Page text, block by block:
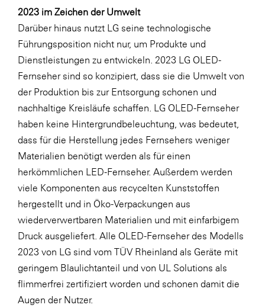
2023 im Zeichen der Umwelt
Darüber hinaus nutzt LG seine technologische
Führungsposition nicht nur, um Produkte und
Dienstleistungen zu entwickeln. 2023 LG OLED-
Fernseher sind so konzipiert, dass sie die Umwelt von
der Produktion bis zur Entsorgung schonen und
nachhaltige Kreisläufe schaffen. LG OLED-Fernseher
haben keine Hintergrundbeleuchtung, was bedeutet,
dass für die Herstellung jedes Fernsehers weniger
Materialien benötigt werden als für einen
herkömmlichen LED-Fernseher. Außerdem werden
viele Komponenten aus recycelten Kunststoffen
hergestellt und in Öko-Verpackungen aus
wiederverwertbaren Materialien und mit einfarbigem
Druck ausgeliefert. Alle OLED-Fernseher des Modells
2023 von LG sind vom TÜV Rheinland als Geräte mit
geringem Blaulichtanteil und von UL Solutions als
flimmerfrei zertifiziert worden und schonen damit die
Augen der Nutzer.